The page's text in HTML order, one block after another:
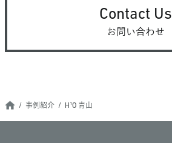
Contact Us
お問い合わせ
事例紹介 H¹O 青山